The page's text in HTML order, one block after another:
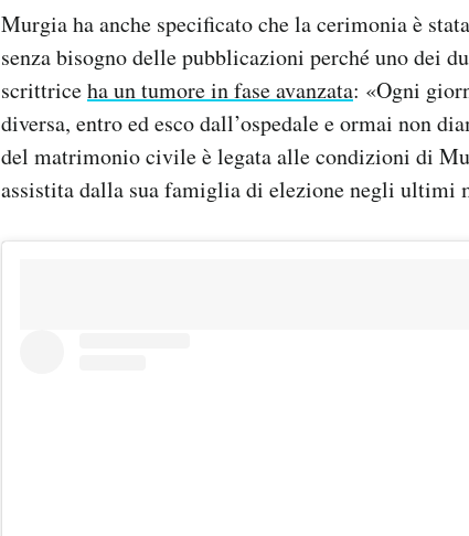
Murgia ha anche specificato che la cerimonia è
senza bisogno delle pubblicazioni perché uno dei
scrittriceha un tumore in fase avanzata: «Ogni
diversa, entro ed esco dall’ospedale e ormai non
del matrimonio civile è legata alle condizioni di
assistita dalla sua famiglia di elezione negli ultimi